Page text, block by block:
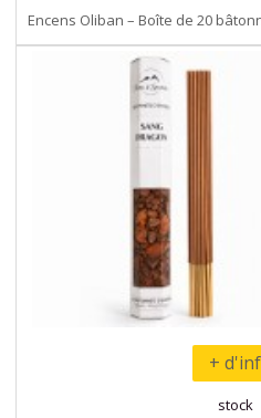
Encens Oliban – Boîte de 20
+
stock